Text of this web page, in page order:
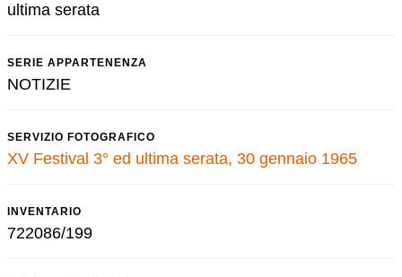
ultima serata
SERIE APPARTENENZA
NOTIZIE
SERVIZIO FOTOGRAFICO
XV Festival 3° ed ultima serata, 30 gennaio 1965
INVENTARIO
722086/199